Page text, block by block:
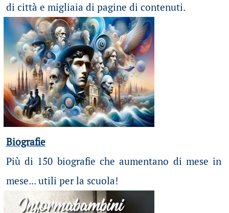
di città e migliaia di pagine di contenuti.
Biografie
Più di 150 biografie che aumentano di mese in
mese... utili per la scuola!